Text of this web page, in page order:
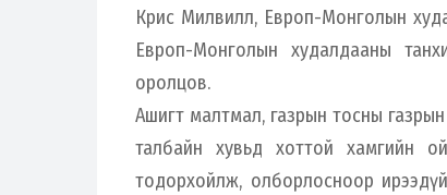
Крис Милвилл, Европ-Монголын
Европ-Монголын худалдааны
оролцов.
Ашигт малтмал, газрын тосны
талбайн хувьд хоттой хамгийн
тодорхойлж, олборлосноор